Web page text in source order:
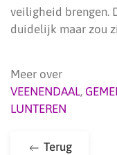
veiligheid brengen.
duidelijk maar zou
Meer over
VEENENDAAL,
LUNTEREN
Terug